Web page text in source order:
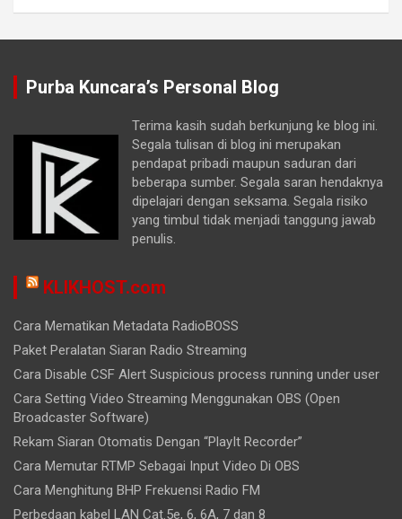
Purba Kuncara’s Personal Blog
Terima kasih sudah berkunjung ke blog ini.
Segala tulisan di blog ini merupakan
pendapat pribadi maupun saduran dari
beberapa sumber. Segala saran hendaknya
dipelajari dengan seksama. Segala risiko
yang timbul tidak menjadi tanggung jawab
penulis.
KLIKHOST.com
Cara Mematikan Metadata RadioBOSS
Paket Peralatan Siaran Radio Streaming
Cara Disable CSF Alert Suspicious process running under user
Cara Setting Video Streaming Menggunakan OBS (Open
Broadcaster Software)
Rekam Siaran Otomatis Dengan “PlayIt Recorder”
Cara Memutar RTMP Sebagai Input Video Di OBS
Cara Menghitung BHP Frekuensi Radio FM
Perbedaan kabel LAN Cat.5e, 6, 6A, 7 dan 8